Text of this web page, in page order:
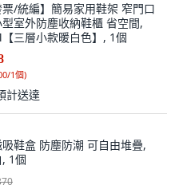
票/統編】簡易家用鞋架 窄門口
室外防塵收納鞋櫃 省空間,
三層小款暖白色】, 1個
1個)
計送達
鞋盒 防塵防潮 可自由堆疊,
1個